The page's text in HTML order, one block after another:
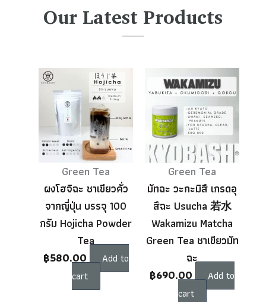
Our Latest Products
Green Tea
ผงโฮจิฉะ ชาเขียวคั่ว
จากญี่ปุ่น บรรจุ 100
กรัม Hojicha Powder
Tea
฿580.00
Add to
cart
Green Tea
มัทฉะ วะกะมิสึ เกรดอุ
สึฉะ Usucha 若水
Wakamizu Matcha
Green Tea ชาเขียวมัท
ฉะ
฿690.00
Add to
cart